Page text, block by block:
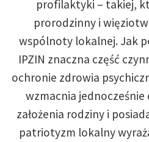
profilaktyki – takiej,
prorodzinny i
wspólnoty lokalnej. Jak
IPZIN znaczna część
ochronie zdrowia
wzmacnia jednocześnie
założenia rodziny i
patriotyzm lokalny